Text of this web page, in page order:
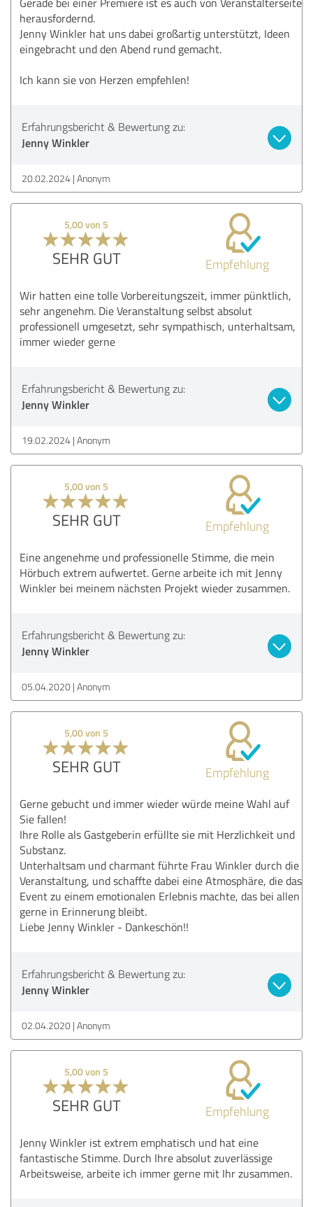
herausfordernd.
Jenny Winkler hat uns dabei großartig unterstützt, Ideen
eingebracht und den Abend rund gemacht.
Ich kann sie von Herzen empfehlen!
Erfahrungsbericht & Bewertung zu:
Jenny Winkler
20.02.2024 Anonym
5,00 von 5
SEHR GUT Empfehlung
Wir hatten eine tolle Vorbereitungszeit, immer pünktlich,
sehr angenehm. Die Veranstaltung selbst absolut
professionell umgesetzt, sehr sympathisch, unterhaltsam,
immer wieder gerne
Erfahrungsbericht & Bewertung zu:
Jenny Winkler
19.02.2024 Anonym
5,00 von 5
SEHR GUT Empfehlung
Eine angenehme und professionelle Stimme, die mein
Hörbuch extrem aufwertet. Gerne arbeite ich mit Jenny
Winkler bei meinem nächsten Projekt wieder zusammen.
Erfahrungsbericht & Bewertung zu:
Jenny Winkler
05.04.2020 Anonym
5,00 von 5
SEHR GUT Empfehlung
Gerne gebucht und immer wieder würde meine Wahl auf
Sie fallen!
Ihre Rolle als Gastgeberin erfüllte sie mit Herzlichkeit und
Substanz.
Unterhaltsam und charmant führte Frau Winkler durch die
Veranstaltung, und schaffte dabei eine Atmosphäre, die das
Event zu einem emotionalen Erlebnis machte, das bei allen
gerne in Erinnerung bleibt.
Liebe Jenny Winkler - Dankeschön!!
Erfahrungsbericht & Bewertung zu:
Jenny Winkler
02.04.2020 Anonym
5,00 von 5
SEHR GUT Empfehlung
Jenny Winkler ist extrem emphatisch und hat eine
fantastische Stimme. Durch Ihre absolut zuverlässige
Arbeitsweise, arbeite ich immer gerne mit Ihr zusammen.